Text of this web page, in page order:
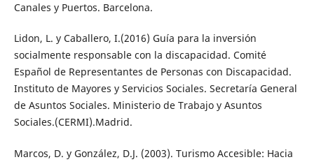
Canales y Puertos. Barcelona.
Lidon, L. y Caballero, I.(2016) Guía para la inversión
socialmente responsable con la discapacidad. Comité
Español de Representantes de Personas con Discapacidad.
Instituto de Mayores y Servicios Sociales. Secretaría General
de Asuntos Sociales. Ministerio de Trabajo y Asuntos
Sociales.(CERMI).Madrid.
Marcos, D. y González, D.J. (2003). Turismo Accesible: Hacia